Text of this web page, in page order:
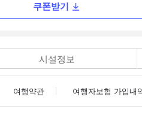
쿠폰받기
시설정보
여행약관 여행자보험 가입내